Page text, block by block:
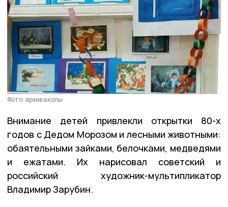
Фото: архив школы
Внимание детей привлекли открытки 80-х
годов с Дедом Морозом и лесными животными:
обаятельными зайками, белочками, медведями
и ежатами. Их нарисовал советский и
российский художник-мультипликатор
Владимир Зарубин.